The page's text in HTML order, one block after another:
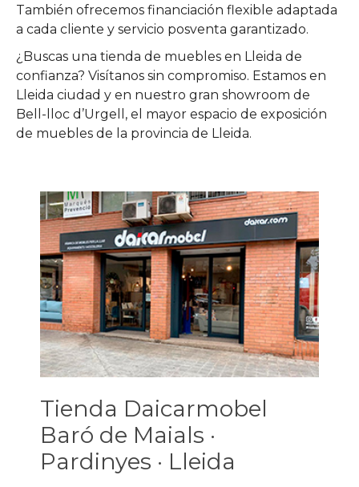
También ofrecemos financiación flexible adaptada
a cada cliente y servicio posventa garantizado.
¿Buscas una tienda de muebles en Lleida de
confianza? Visítanos sin compromiso. Estamos en
Lleida ciudad y en nuestro gran showroom de
Bell-lloc d’Urgell, el mayor espacio de exposición
de muebles de la provincia de Lleida.
Tienda Daicarmobel
Baró de Maials ·
Pardinyes · Lleida